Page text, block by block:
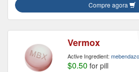
Compre agora
Vermox
Active Ingredient:
$0.50 for pill